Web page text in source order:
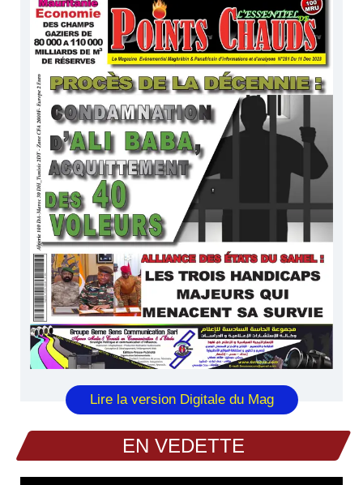
Lire la version Digitale du Mag
EN VEDETTE